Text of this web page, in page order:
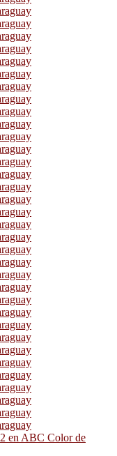
en ABC Color de